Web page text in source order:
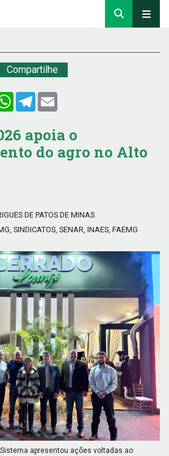
Compartilhe
WhatsApp
Telegram
apoia o
do agro no Alto
DE PATOS DE MINAS
SINDICATOS, SENAR, INAES, FAEMG
apresentou ações voltadas ao